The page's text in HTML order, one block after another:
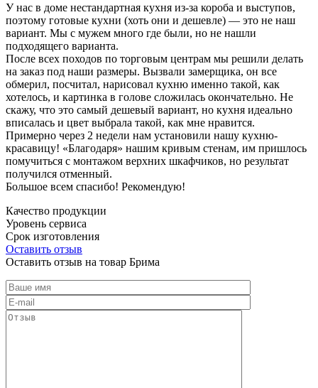
У нас в доме нестандартная кухня из-за короба и выступов,
поэтому готовые кухни (хоть они и дешевле) — это не наш
вариант. Мы с мужем много где были, но не нашли
подходящего варианта.
После всех походов по торговым центрам мы решили делать
на заказ под наши размеры. Вызвали замерщика, он все
обмерил, посчитал, нарисовал кухню именно такой, как
хотелось, и картинка в голове сложилась окончательно. Не
скажу, что это самый дешевый вариант, но кухня идеально
вписалась и цвет выбрала такой, как мне нравится.
Примерно через 2 недели нам установили нашу кухню-
красавицу! «Благодаря» нашим кривым стенам, им пришлось
помучиться с монтажом верхних шкафчиков, но результат
получился отменный.
Большое всем спасибо! Рекомендую!
Качество продукции
Уровень сервиса
Срок изготовления
Оставить отзыв
Оставить отзыв на товар Брима